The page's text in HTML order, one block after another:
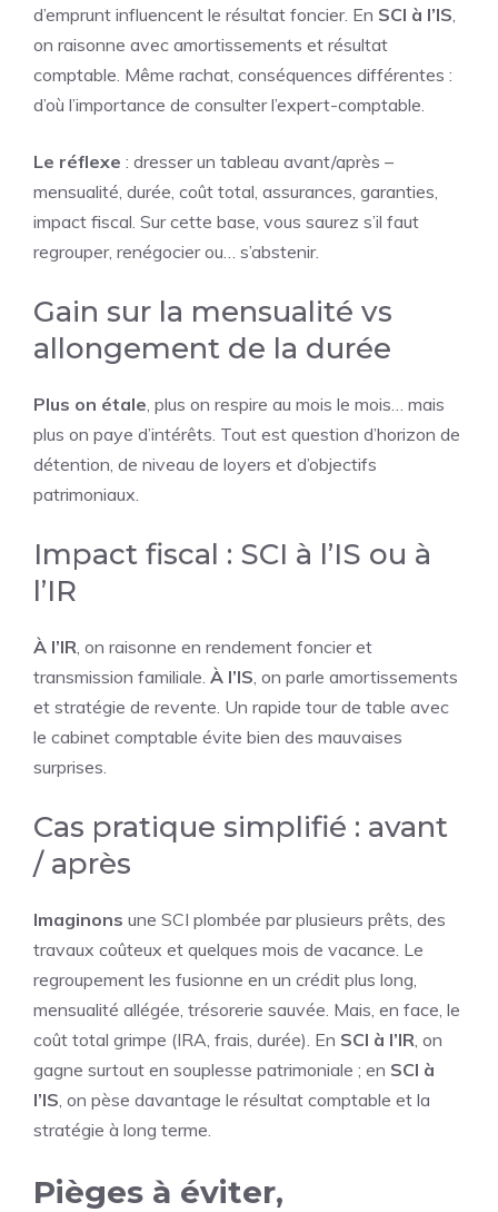
d’emprunt influencent le résultat foncier. En SCI à l’IS,
on raisonne avec amortissements et résultat
comptable. Même rachat, conséquences différentes :
d’où l’importance de consulter l’expert-comptable.
Le réflexe : dresser un tableau avant/après –
mensualité, durée, coût total, assurances, garanties,
impact fiscal. Sur cette base, vous saurez s’il faut
regrouper, renégocier ou… s’abstenir.
Gain sur la mensualité vs
allongement de la durée
Plus on étale, plus on respire au mois le mois… mais
plus on paye d’intérêts. Tout est question d’horizon de
détention, de niveau de loyers et d’objectifs
patrimoniaux.
Impact fiscal : SCI à l’IS ou à
l’IR
À l’IR, on raisonne en rendement foncier et
transmission familiale. À l’IS, on parle amortissements
et stratégie de revente. Un rapide tour de table avec
le cabinet comptable évite bien des mauvaises
surprises.
Cas pratique simplifié : avant
/ après
Imaginons une SCI plombée par plusieurs prêts, des
travaux coûteux et quelques mois de vacance. Le
regroupement les fusionne en un crédit plus long,
mensualité allégée, trésorerie sauvée. Mais, en face, le
coût total grimpe (IRA, frais, durée). En SCI à l’IR, on
gagne surtout en souplesse patrimoniale ; en SCI à
l’IS, on pèse davantage le résultat comptable et la
stratégie à long terme.
Pièges à éviter,